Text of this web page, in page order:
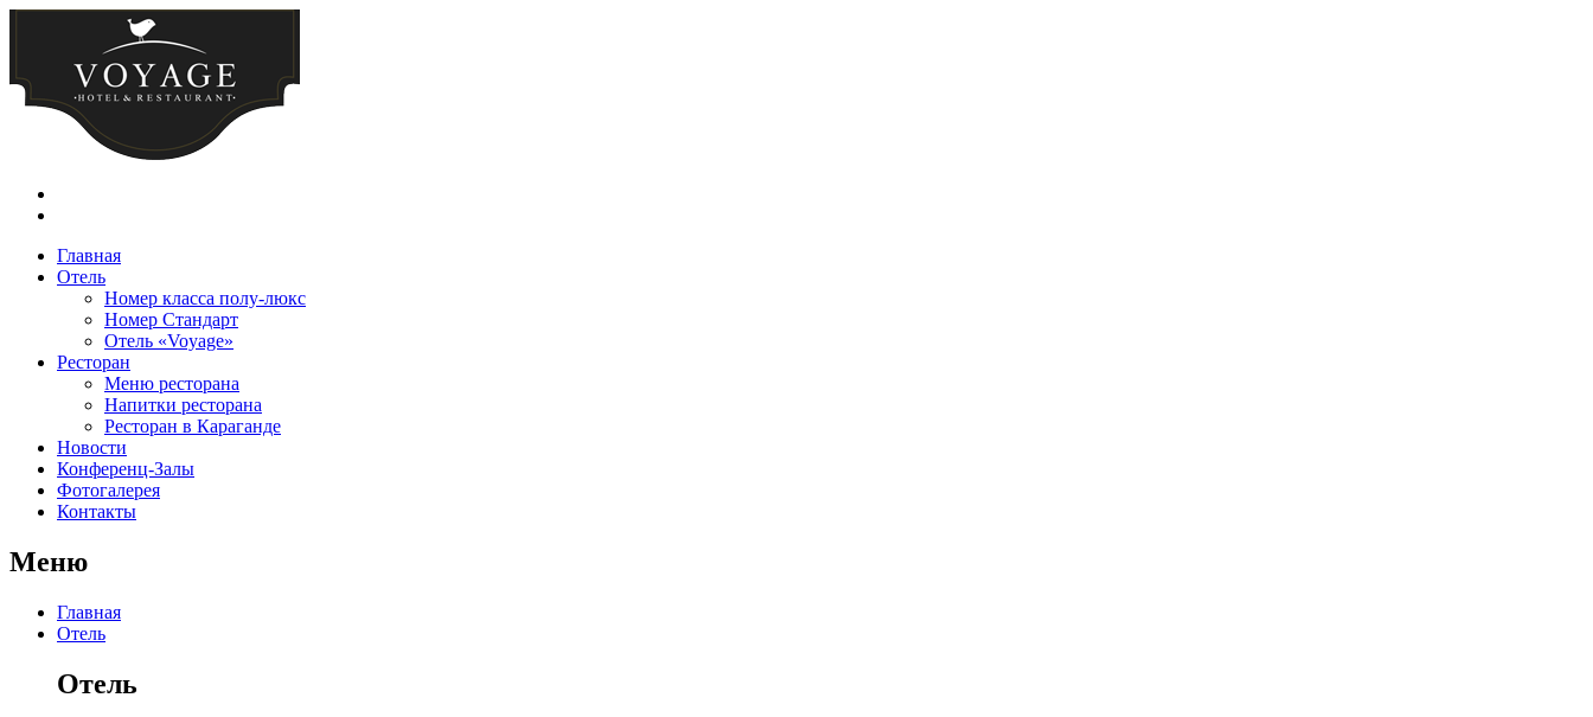
Главная
Отель
Номер класса полу-люкс
Номер Стандарт
Отель «Voyage»
Ресторан
Меню ресторана
Напитки ресторана
Ресторан в Караганде
Новости
Конференц-Залы
Фотогалерея
Контакты
Меню
Главная
Отель
Отель